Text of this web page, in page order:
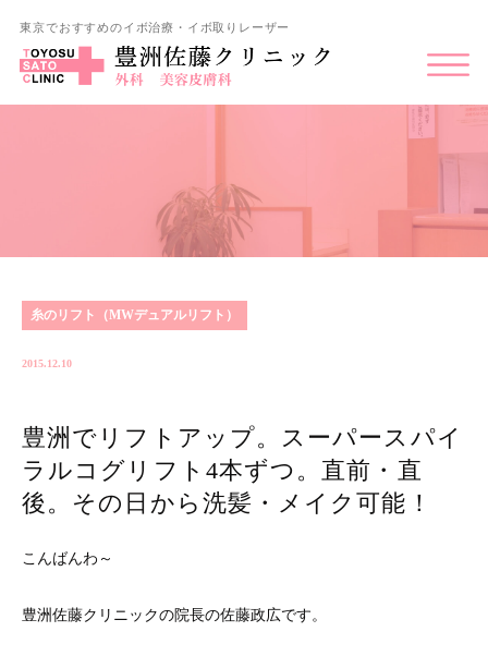
東京でおすすめのイボ治療・イボ取りレーザー
糸のリフト（MWデュアルリフト）
2015.12.10
豊洲でリフトアップ。スーパースパイ
ラルコグリフト4本ずつ。直前・直
後。その日から洗髪・メイク可能！
こんばんわ～
豊洲佐藤クリニックの院長の佐藤政広です。